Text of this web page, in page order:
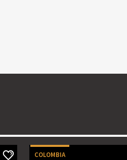
COLOMBIA